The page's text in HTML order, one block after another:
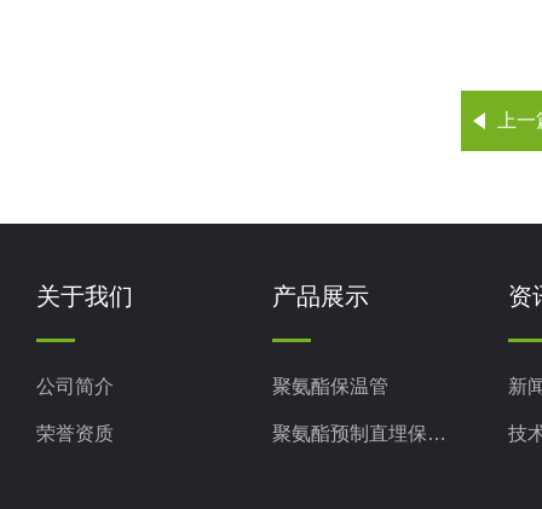
上
关于我们
公司简介
荣誉资质
产品展示
聚氨酯保温管
聚氨酯预制直埋保温管
资
新
技